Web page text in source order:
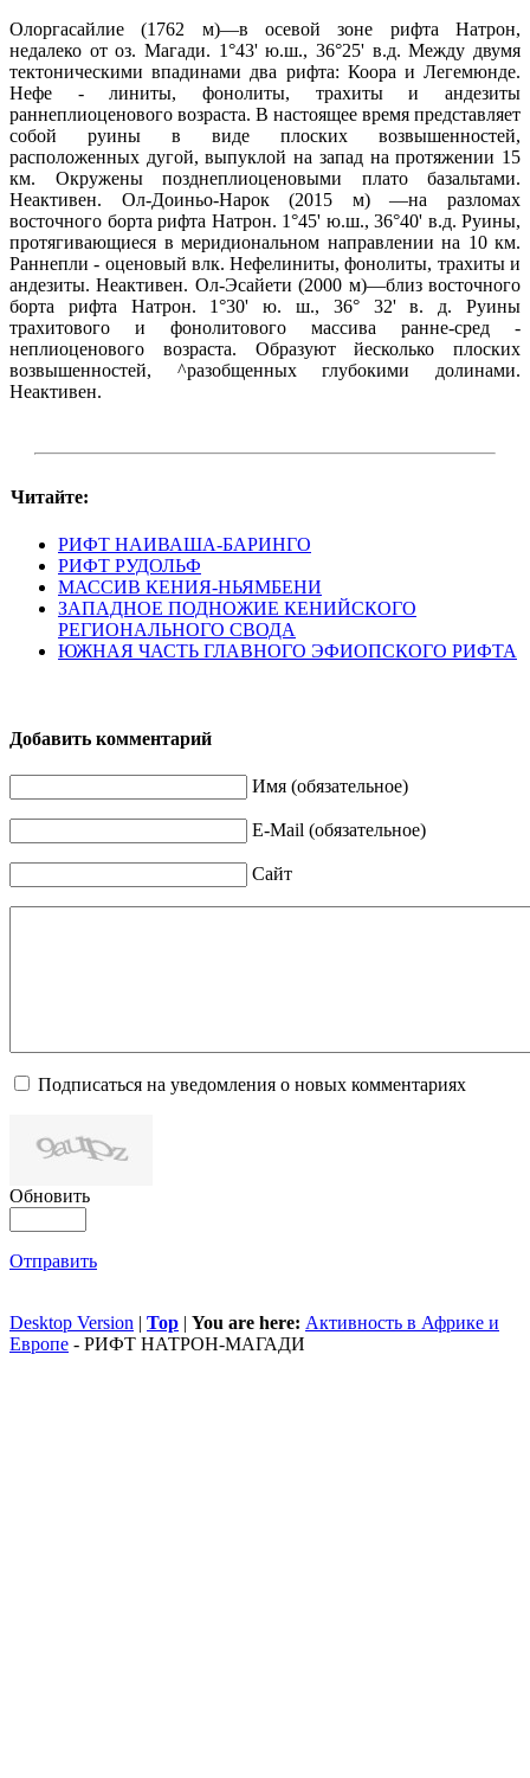
Олоргасайлие (1762 м)—в осевой зоне рифта Натрон,
недалеко от оз. Магади. 1°43' ю.ш., 36°25' в.д. Между двумя
тектоническими впадинами два рифта: Коора и Легемюнде.
Нефе - линиты, фонолиты, трахиты и андезиты
раннеплиоценового возраста. В настоящее время представляет
собой руины в виде плоских возвышенностей,
расположенных дугой, выпуклой на запад на протяжении 15
км. Окружены позднеплиоценовыми плато базальтами.
Неактивен. Ол-Доиньо-Нарок (2015 м) —на разломах
восточного борта рифта Натрон. 1°45' ю.ш., 36°40' в.д. Руины,
протягивающиеся в меридиональном направлении на 10 км.
Раннепли - оценовый влк. Нефелиниты, фонолиты, трахиты и
андезиты. Неактивен. Ол-Эсайети (2000 м)—близ восточного
борта рифта Натрон. 1°30' ю. ш., 36° 32' в. д. Руины
трахитового и фонолитового массива ранне-сред -
неплиоценового возраста. Образуют йесколько плоских
возвышенностей, ^разобщенных глубокими долинами.
Неактивен.
Читайте:
РИФТ НАИВАША-БАРИНГО
РИФТ РУДОЛЬФ
МАССИВ КЕНИЯ-НЬЯМБЕНИ
ЗАПАДНОЕ ПОДНОЖИЕ КЕНИЙСКОГО
РЕГИОНАЛЬНОГО СВОДА
ЮЖНАЯ ЧАСТЬ ГЛАВНОГО ЭФИОПСКОГО РИФТА
Добавить комментарий
Имя (обязательное)
E-Mail (обязательное)
Сайт
Подписаться на уведомления о новых комментариях
Обновить
Отправить
Desktop Version | Top | You are here: Активность в Африке и
Европе - РИФТ НАТРОН-МАГАДИ